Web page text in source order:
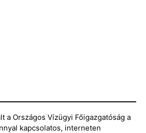
a Országos Vízügyi Főigazgatóság a
kapcsolatos, interneten